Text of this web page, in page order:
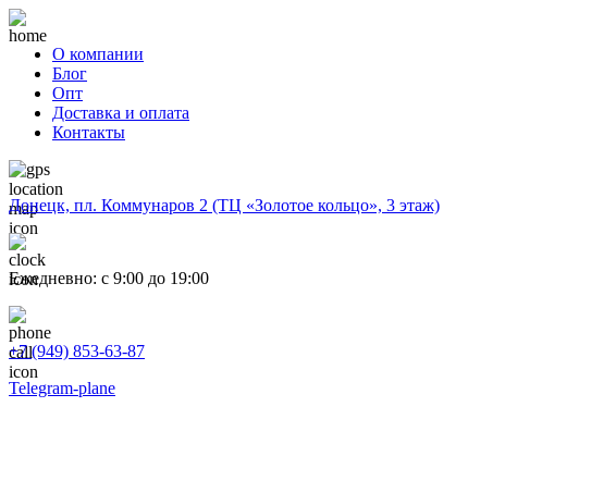
О компании
Блог
Опт
Доставка и оплата
Контакты
Донецк, пл. Коммунаров 2 (ТЦ «Золотое кольцо», 3 этаж)
Ежедневно: с 9:00 до 19:00
+7 (949) 853-63-87
Telegram-plane